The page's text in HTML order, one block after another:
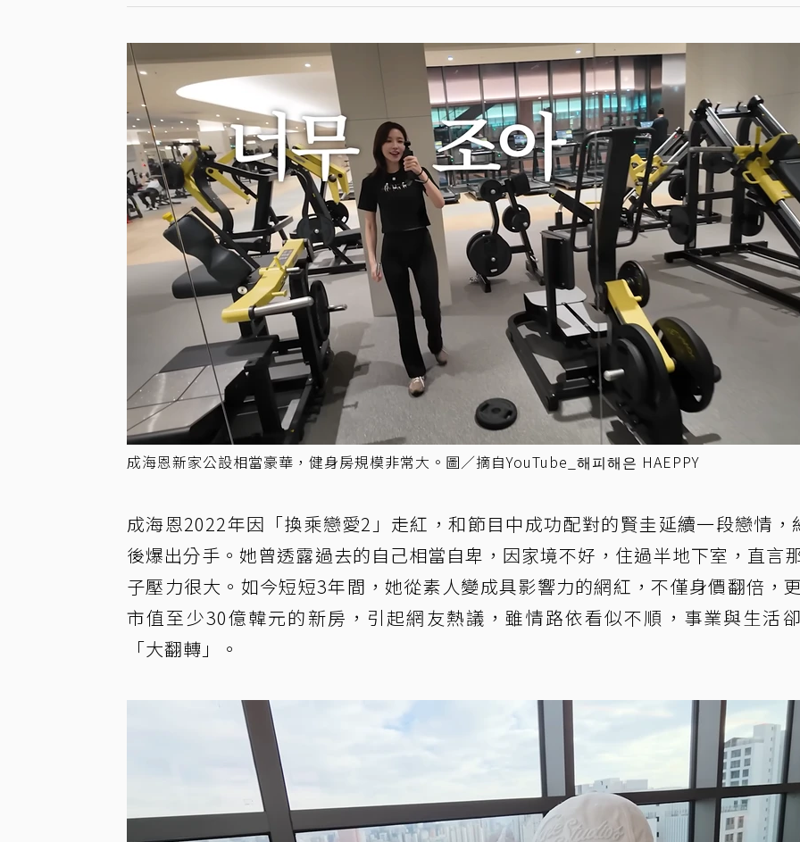
成海恩新家公設相當豪華，健身房規模非常大。圖／摘自YouTube_해피해은 HAEPPY
成海恩2022年因「換乘戀愛2」走紅，和節目中成功配對的賢圭延續一段戀情，
後爆出分手。她曾透露過去的自己相當自卑，因家境不好，住過半地下室，直言
子壓力很大。如今短短3年間，她從素人變成具影響力的網紅，不僅身價翻倍，
市值至少30億韓元的新房，引起網友熱議，雖情路依看似不順，事業與生活
「大翻轉」。